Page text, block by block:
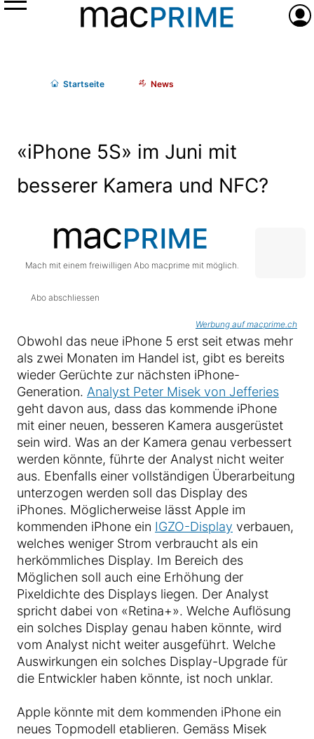
Menü
Startseite News
«iPhone 5S» im Juni mit
besserer Kamera und NFC?
Mach mit einem freiwilligen Abo macprime mit möglich.
Abo abschliessen
Werbung auf macprime.ch
Obwohl das neue iPhone 5 erst seit etwas mehr
als zwei Monaten im Handel ist, gibt es bereits
wieder Gerüchte zur nächsten iPhone-
Generation. Analyst Peter Misek von Jefferies
geht davon aus, dass das kommende iPhone
mit einer neuen, besseren Kamera ausgerüstet
sein wird. Was an der Kamera genau verbessert
werden könnte, führte der Analyst nicht weiter
aus. Ebenfalls einer vollständigen Überarbeitung
unterzogen werden soll das Display des
iPhones. Möglicherweise lässt Apple im
kommenden iPhone ein IGZO-Display verbauen,
welches weniger Strom verbraucht als ein
herkömmliches Display. Im Bereich des
Möglichen soll auch eine Erhöhung der
Pixeldichte des Displays liegen. Der Analyst
spricht dabei von «Retina+». Welche Auflösung
ein solches Display genau haben könnte, wird
vom Analyst nicht weiter ausgeführt. Welche
Auswirkungen ein solches Display-Upgrade für
die Entwickler haben könnte, ist noch unklar.
Apple könnte mit dem kommenden iPhone ein
neues Topmodell etablieren. Gemäss Misek